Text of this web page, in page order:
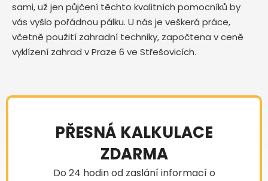
sami, už jen půjčení těchto kvalitních pomocníků by
vás vyšlo pořádnou pálku. U nás je veškerá práce,
včetně použití zahradní techniky, započtena v ceně
vyklízení zahrad v Praze 6 ve Střešovicích.
PŘESNÁ KALKULACE
ZDARMA
Do 24 hodin od zaslání informací o